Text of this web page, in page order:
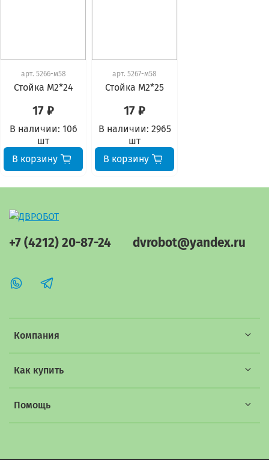
арт. 5266-м58
Стойка М2*24
17 ₽
В наличии: 106
шт
В корзину
арт. 5267-м58
Стойка М2*25
17 ₽
В наличии: 2965
шт
В корзину
Компания
Как купить
Помощь
+7 (4212) 20-87-24 dvrobot@yandex.ru